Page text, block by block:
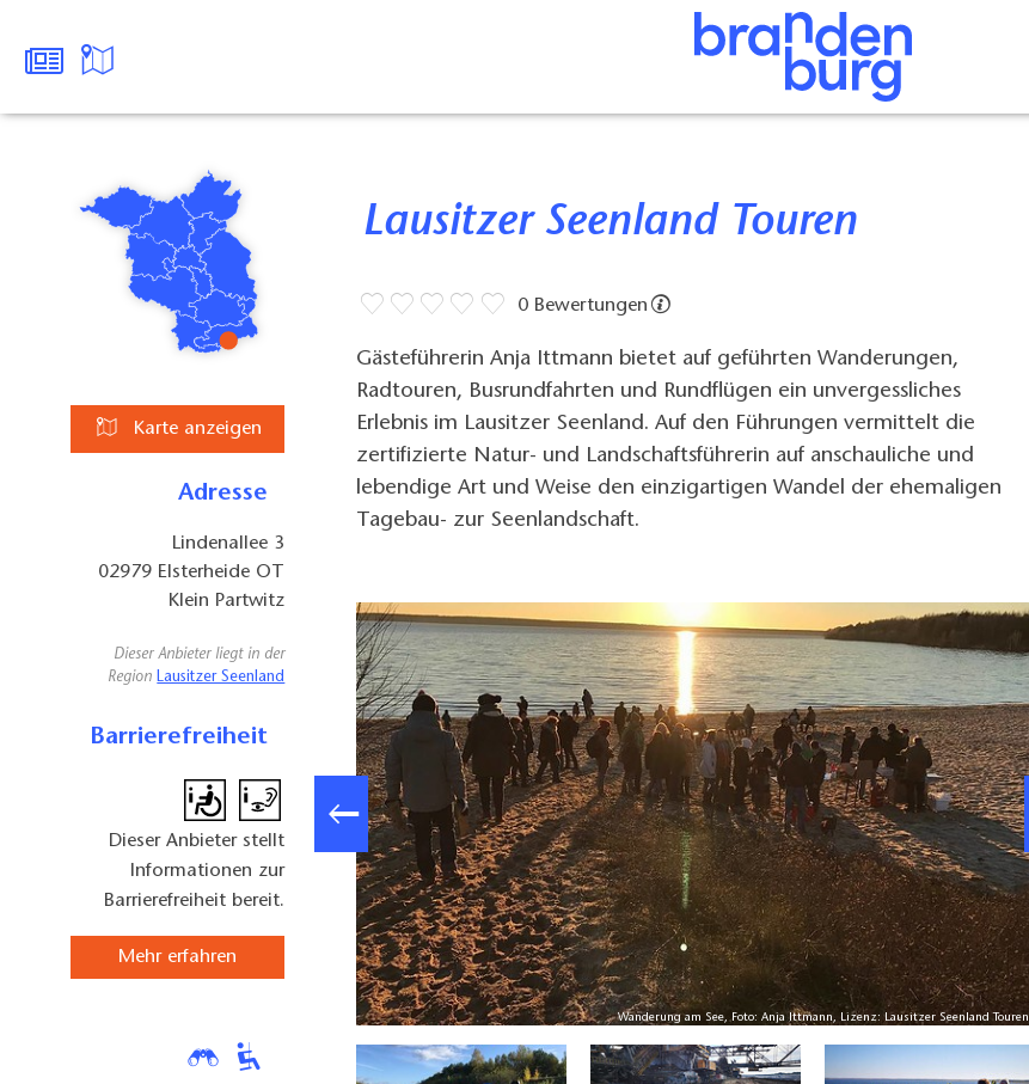
Karte anzeigen
Adresse
Lindenallee 3
02979 Elsterheide OT
Klein Partwitz
Dieser Anbieter liegt in der
Region Lausitzer Seenland
Barrierefreiheit
Dieser Anbieter stellt
Informationen zur
Barrierefreiheit bereit.
Mehr erfahren
Lausitzer Seenland Touren
0 Bewertungen
Gästeführerin Anja Ittmann bietet auf geführten Wanderungen,
Radtouren, Busrundfahrten und Rundflügen ein unvergessliches
Erlebnis im Lausitzer Seenland. Auf den Führungen vermittelt die
zertifizierte Natur- und Landschaftsführerin auf anschauliche und
lebendige Art und Weise den einzigartigen Wandel der ehemaligen
Tagebau- zur Seenlandschaft.
Wanderung am See, Foto: Anja Ittmann, Lizenz: Lausitzer Seenland Touren